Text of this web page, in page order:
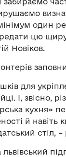
один
цю
Новіков.
для
І, звісно,
кухня»
й навіть
стіл, –